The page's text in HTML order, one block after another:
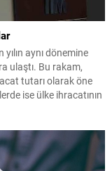
aynı dönemine
ulaştı. Bu rakam,
tutarı olarak öne
ise ülke ihracatının